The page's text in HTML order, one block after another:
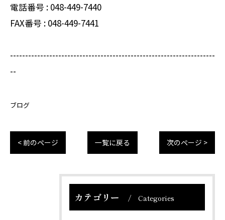
電話番号 : 048-449-7440
FAX番号 : 048-449-7441
--------------------------------------------------------------------
--
ブログ
< 前のページ 一覧に戻る 次のページ >
カテゴリー Categories